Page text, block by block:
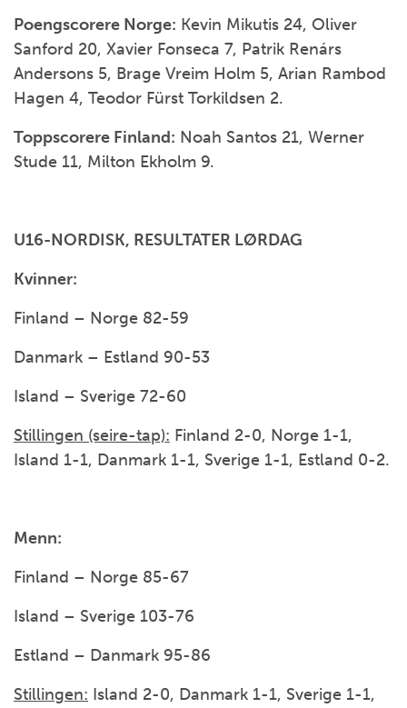
Poengscorere Norge: Kevin Mikutis 24, Oliver
Sanford 20, Xavier Fonseca 7, Patrik Renárs
Andersons 5, Brage Vreim Holm 5, Arian Rambod
Hagen 4, Teodor Fürst Torkildsen 2.
Toppscorere Finland: Noah Santos 21, Werner
Stude 11, Milton Ekholm 9.
U16-NORDISK, RESULTATER LØRDAG
Kvinner:
Finland – Norge 82-59
Danmark – Estland 90-53
Island – Sverige 72-60
Stillingen (seire-tap): Finland 2-0, Norge 1-1,
Island 1-1, Danmark 1-1, Sverige 1-1, Estland 0-2.
Menn:
Finland – Norge 85-67
Island – Sverige 103-76
Estland – Danmark 95-86
Stillingen: Island 2-0, Danmark 1-1, Sverige 1-1,